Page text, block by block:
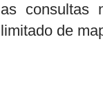
as consultas
limitado de